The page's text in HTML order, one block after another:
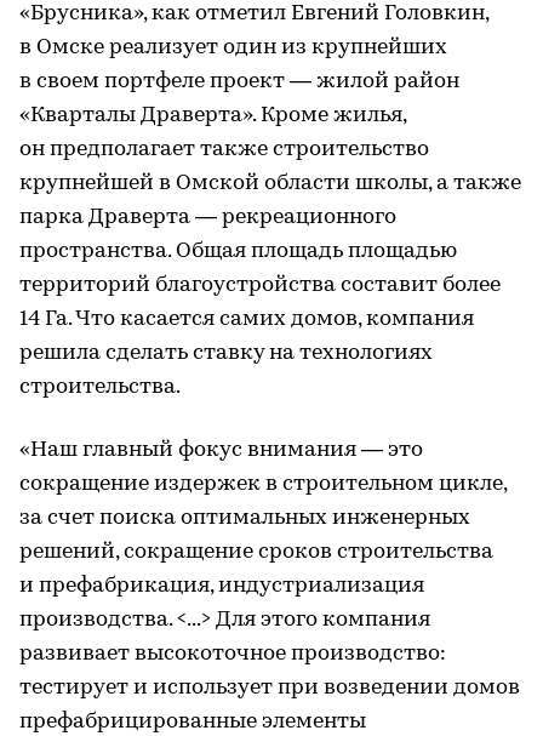
«Брусника», как отметил Евгений Головкин,
в Омске реализует один из крупнейших
в своем портфеле проект — жилой район
«Кварталы Драверта». Кроме жилья,
он предполагает также строительство
крупнейшей в Омской области школы, а также
парка Драверта — рекреационного
пространства. Общая площадь площадью
территорий благоустройства составит более
14 Га. Что касается самих домов, компания
решила сделать ставку на технологиях
строительства.
«Наш главный фокус внимания — это
сокращение издержек в строительном цикле,
за счет поиска оптимальных инженерных
решений, сокращение сроков строительства
и префабрикация, индустриализация
производства. <...> Для этого компания
развивает высокоточное производство:
тестирует и использует при возведении домов
префабрицированные элементы